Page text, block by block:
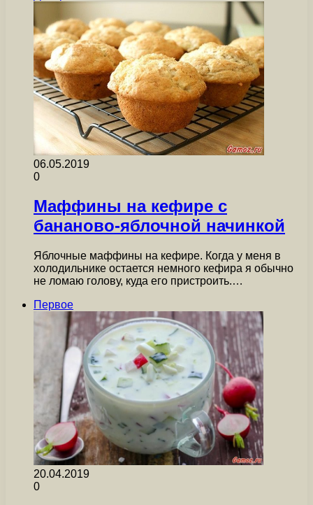
06.05.2019
0
Маффины на кефире с
бананово-яблочной начинкой
Яблочные маффины на кефире. Когда у меня в
холодильнике остается немного кефира я обычно
не ломаю голову, куда его пристроить.…
Первое
20.04.2019
0